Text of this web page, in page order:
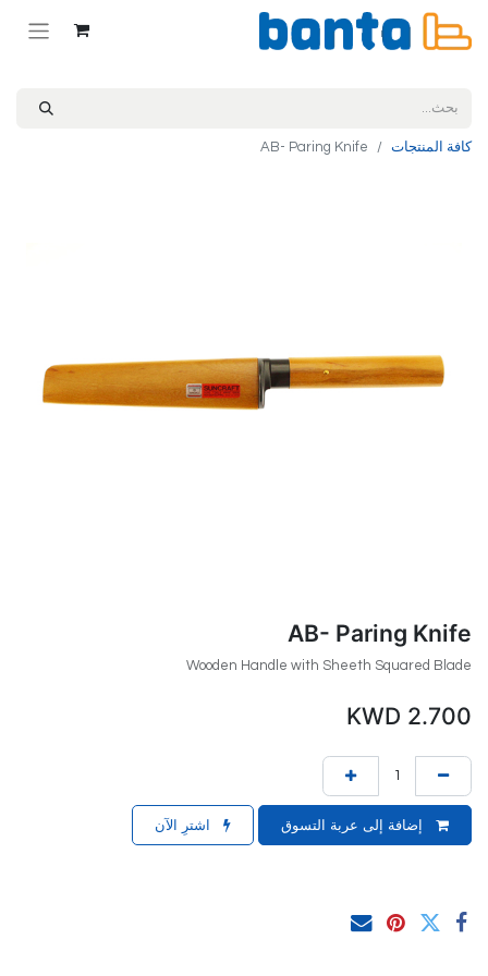
كافة المنتجات AB- Paring Knife
AB- Paring Knife
Wooden Handle with Sheeth Squared Blade
2.700
إضافة إلى عربة التسوق اشترِ الآن